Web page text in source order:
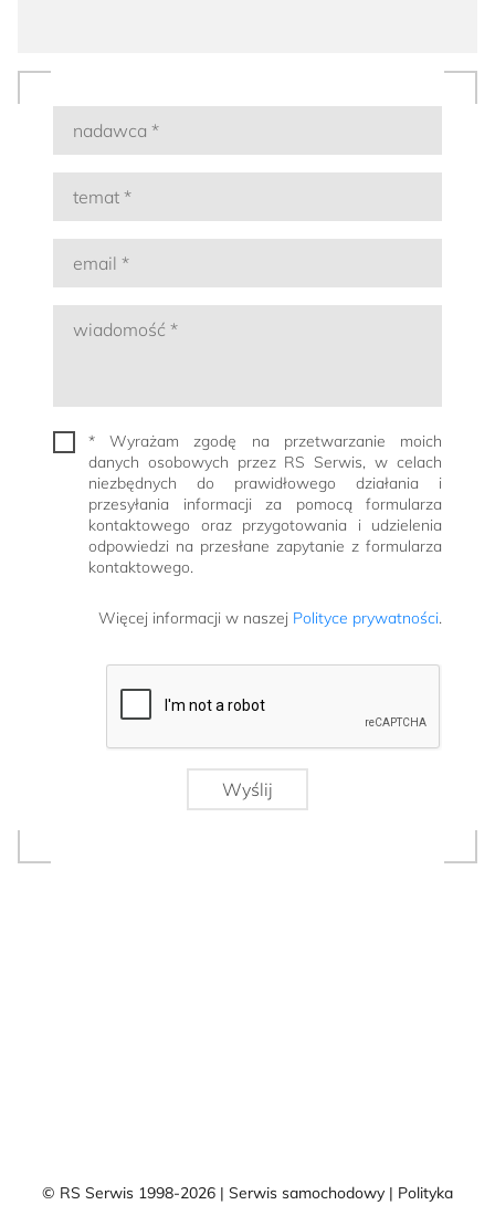
* Wyrażam zgodę na przetwarzanie moich
danych osobowych przez RS Serwis, w celach
niezbędnych do prawidłowego działania i
przesyłania informacji za pomocą formularza
kontaktowego oraz przygotowania i udzielenia
odpowiedzi na przesłane zapytanie z formularza
kontaktowego.
Więcej informacji w naszej Polityce prywatności.
© RS Serwis 1998-2026 | Serwis samochodowy | Polityka